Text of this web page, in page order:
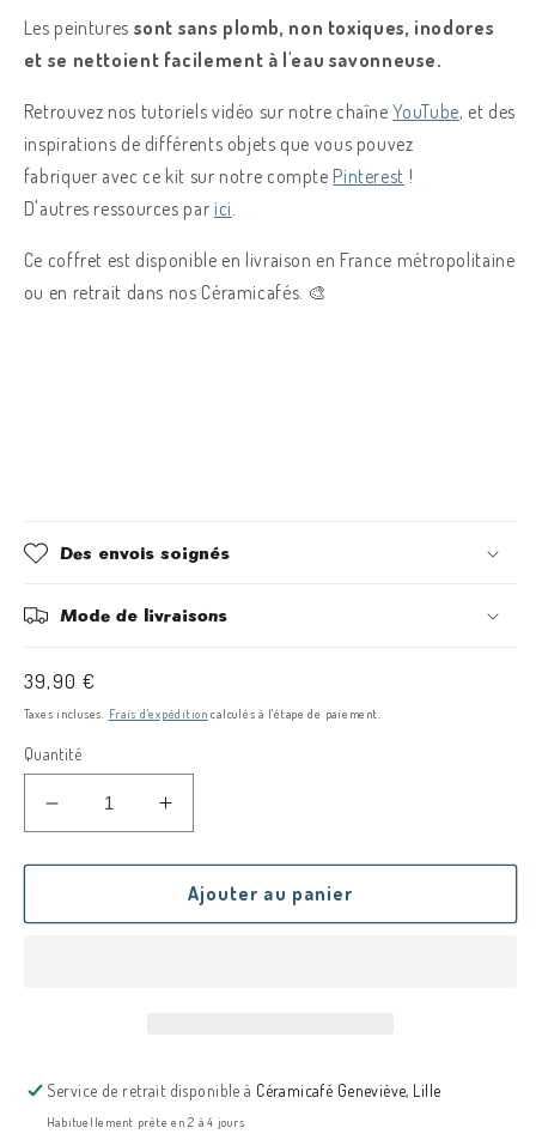
Les peintures sont sans plomb, non toxiques, inodores
et se nettoient facilement à l'eau savonneuse.
Retrouvez nos tutoriels vidéo sur notre chaîneYouTube, et des
inspirations de différents objets que vous pouvez
fabriquer avec ce kit sur notre compte Pinterest !
D'autres ressources par ici.
Ce coffret est disponible en livraison en France métropolitaine
ou en retrait dans nos Céramicafés. 🎨
Des envois soignés
Mode de livraisons
Prix
habituel
39,90 €
Taxes incluses. Frais d'expédition calculés à l'étape de paiement.
Quantité
Réduire
la
quantité
Box
Augmenter
la
quantité
de
Box
Ajouter au panier
Service de retrait disponible à Céramicafé Geneviève, Lille
Habituellement prête en 2 à 4 jours